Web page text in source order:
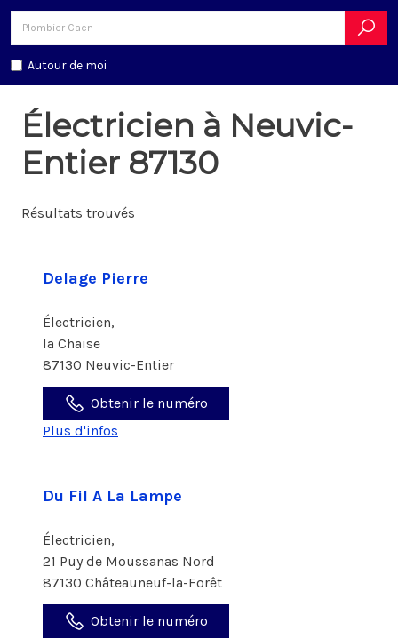
Autour de moi
Électricien à Neuvic-
Entier 87130
Résultats trouvés
Delage Pierre
Électricien,
la Chaise
87130 Neuvic-Entier
Obtenir le numéro
Plus d'infos
Du Fil A La Lampe
Électricien,
21 Puy de Moussanas Nord
87130 Châteauneuf-la-Forêt
Obtenir le numéro